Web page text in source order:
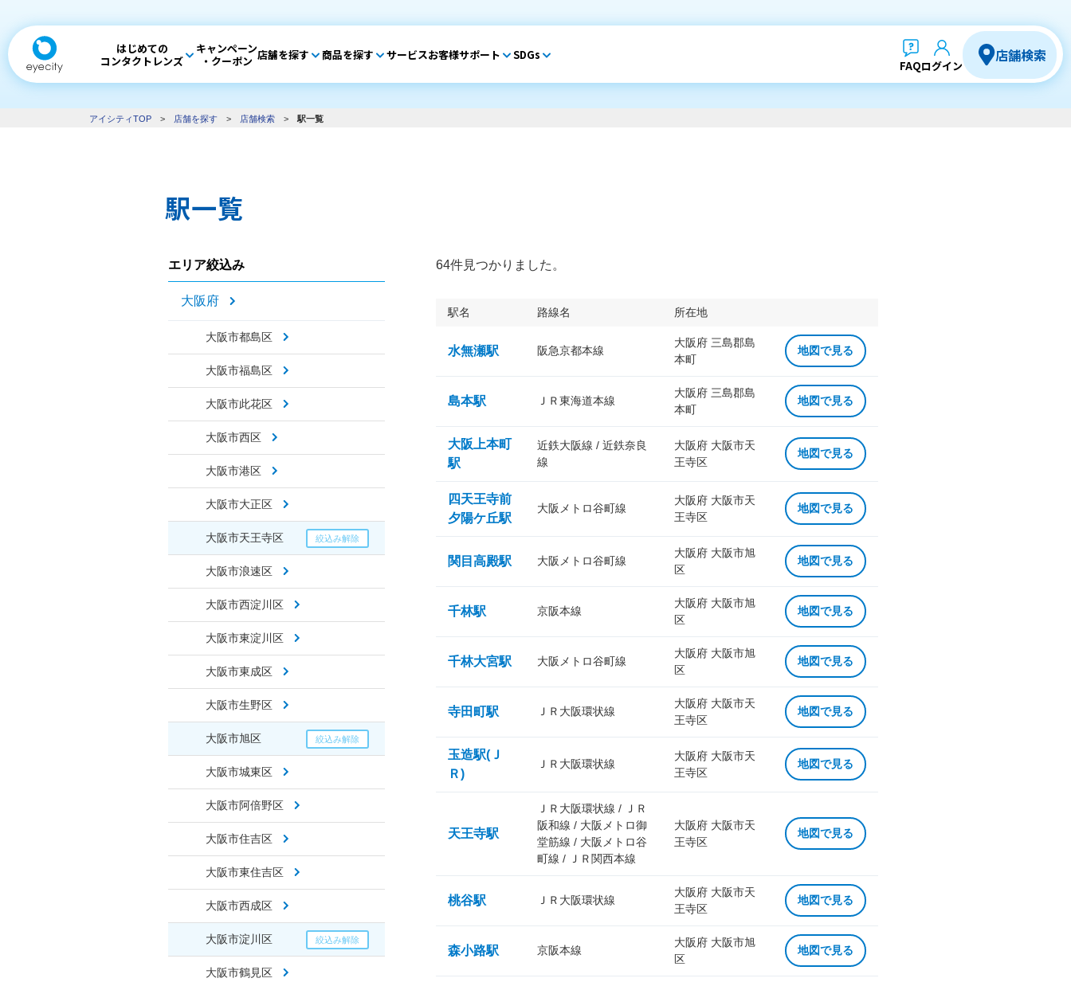
はじめての
コンタクトレンズ
キャンペーン
・クーポン 店舗を探す 商品を探す サービスお客様サポート SDGs
FAQログイン
店舗検索
アイシティTOP > 店舗を探す > 店舗検索 > 駅一覧
駅一覧
エリア絞込み
大阪府
大阪市都島区
大阪市福島区
大阪市此花区
大阪市西区
大阪市港区
大阪市大正区
大阪市天王寺区
大阪市浪速区
大阪市西淀川区
大阪市東淀川区
大阪市東成区
大阪市生野区
大阪市旭区
大阪市城東区
大阪市阿倍野区
大阪市住吉区
大阪市東住吉区
大阪市西成区
大阪市淀川区
大阪市鶴見区
64件見つかりました。
駅名 路線名 所在地
水無瀬駅 阪急京都本線
大阪府 三島郡島
本町
地図で見る
島本駅 ＪＲ東海道本線
大阪府 三島郡島
本町
地図で見る
大阪上本町
駅
近鉄大阪線 / 近鉄奈良
線
大阪府 大阪市天
王寺区
地図で見る
四天王寺前
夕陽ケ丘駅
大阪メトロ谷町線
大阪府 大阪市天
王寺区
地図で見る
関目高殿駅 大阪メトロ谷町線
大阪府 大阪市旭
区
地図で見る
千林駅 京阪本線
大阪府 大阪市旭
区
地図で見る
千林大宮駅 大阪メトロ谷町線
大阪府 大阪市旭
区
地図で見る
寺田町駅 ＪＲ大阪環状線
大阪府 大阪市天
王寺区
地図で見る
玉造駅(Ｊ
Ｒ)
ＪＲ大阪環状線
大阪府 大阪市天
王寺区
地図で見る
天王寺駅
ＪＲ大阪環状線 / ＪＲ
阪和線 / 大阪メトロ御
堂筋線 / 大阪メトロ谷
町線 / ＪＲ関西本線
大阪府 大阪市天
王寺区
地図で見る
桃谷駅 ＪＲ大阪環状線
大阪府 大阪市天
王寺区
地図で見る
森小路駅 京阪本線
大阪府 大阪市旭
区
地図で見る